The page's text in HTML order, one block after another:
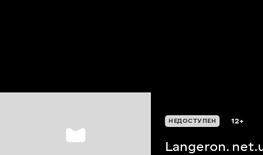
НЕДОСТУПЕН 12+
Langeron.